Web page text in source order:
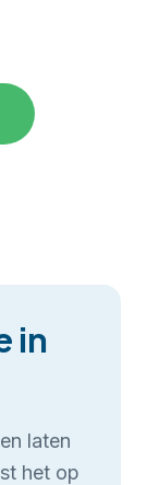
in
laten
het op